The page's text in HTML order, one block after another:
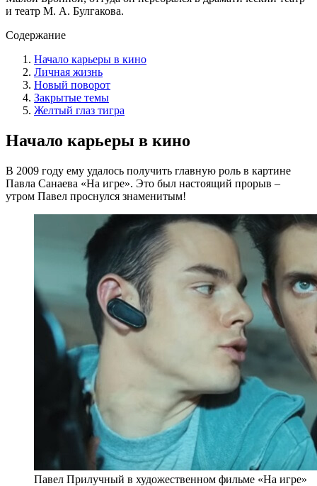
и театр М. А. Булгакова.
Содержание
Начало карьеры в кино
Личная жизнь
Новый поворот
Закрытые темы
Желтый глаз тигра
Начало карьеры в кино
В 2009 году ему удалось получить главную роль в картине
Павла Санаева «На игре». Это был настоящий прорыв –
утром Павел проснулся знаменитым!
Павел Прилучный в художественном фильме «На игре»